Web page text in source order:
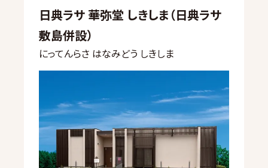
日典ラサ 華弥堂 しきしま（日典ラサ
敷島併設）
にってんらさ はなみどう しきしま